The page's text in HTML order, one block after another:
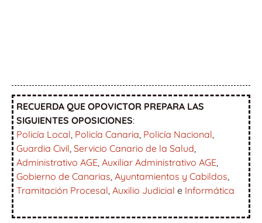
RECUERDA QUE OPOVICTOR PREPARA LAS
SIGUIENTES OPOSICIONES:
Policía Local Policía Canaria Policía Nacional
Guardia Civil Servicio Canario de la Salud
Administrativo AGE Auxiliar Administrativo AGE
Gobierno de Canarias Ayuntamientos y Cabildos
Tramitación Procesal Auxilio Judicial e Informática